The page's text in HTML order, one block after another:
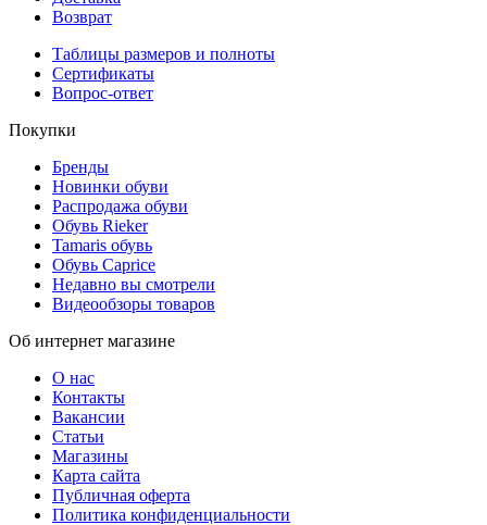
Возврат
Таблицы размеров и полноты
Сертификаты
Вопрос-ответ
Покупки
Бренды
Новинки обуви
Распродажа обуви
Обувь Rieker
Tamaris обувь
Обувь Caprice
Недавно вы смотрели
Видеообзоры товаров
Об интернет магазине
О нас
Контакты
Вакансии
Статьи
Магазины
Карта сайта
Публичная оферта
Политика конфиденциальности